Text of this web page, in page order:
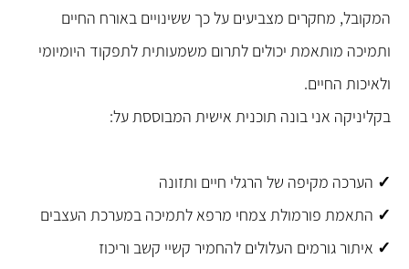
המקובל, מחקרים מצביעים על כך ששינויים באורח החיים
ותמיכה מותאמת יכולים לתרום משמעותית לתפקוד היומיומי
ולאיכות החיים.
בקליניקה אני בונה תוכנית אישית המבוססת על:
✓ הערכה מקיפה של הרגלי חיים ותזונה
✓ התאמת פורמולת צמחי מרפא לתמיכה במערכת העצבים
✓ איתור גורמים העלולים להחמיר קשיי קשב וריכוז